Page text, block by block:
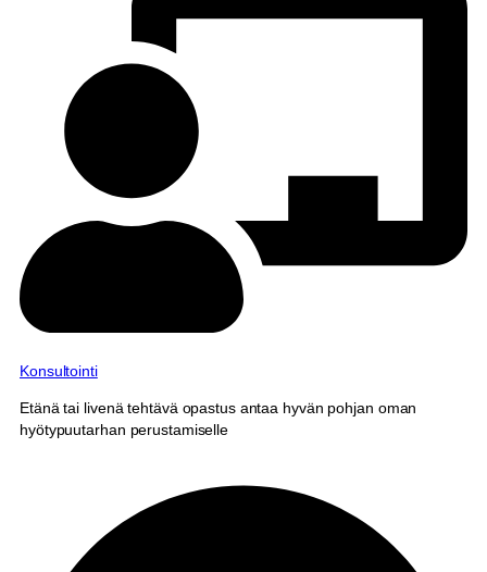
Konsultointi
Etänä tai livenä tehtävä opastus antaa hyvän pohjan oman
hyötypuutarhan perustamiselle